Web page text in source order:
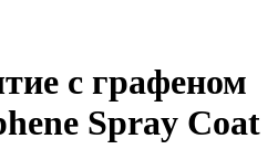
с графеном
Spray Coat